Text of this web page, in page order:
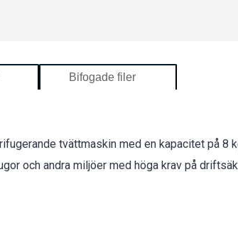
Bifogade filer
tvättmaskin med en kapacitet på 8
och andra miljöer med höga krav på